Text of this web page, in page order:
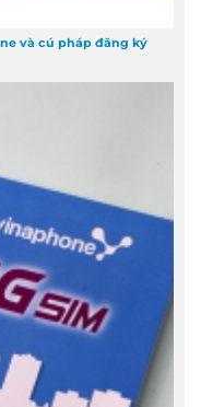
và cú pháp đăng ký